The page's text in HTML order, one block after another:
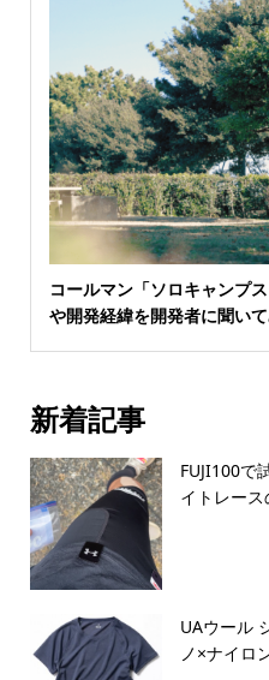
コールマン「ソロキャンプ
や開発経緯を開発者に聞いて
新着記事
FUJI100で
イトレー
UAウール
ノ×ナイロ